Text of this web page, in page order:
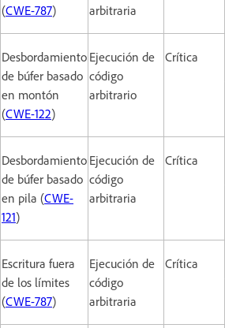
(CWE-787)
arbitraria
Desbordamiento
de búfer basado
en montón
(CWE-122)
Ejecución de
código
arbitrario
Crítica
Desbordamiento
de búfer basado
en pila (CWE-
121)
Ejecución de
código
arbitraria
Crítica
Escritura fuera
de los límites
(CWE-787)
Ejecución de
código
arbitraria
Crítica